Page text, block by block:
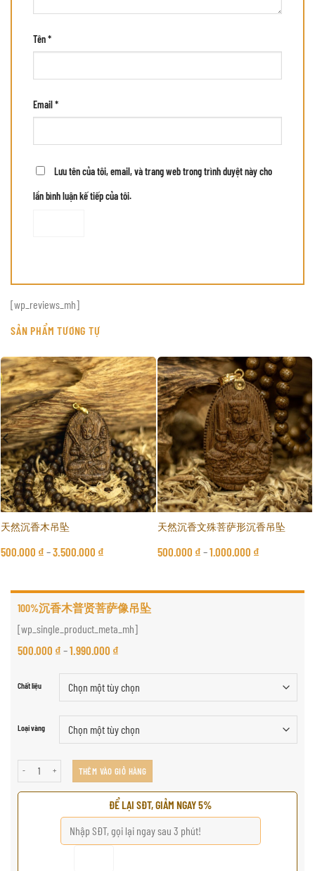
Tên*
Email*
Lưu tên của tôi, email, và trang web trong trình duyệt này cho
lần bình luận kế tiếp của tôi.
[wp_reviews_mh]
SẢN PHẨM TƯƠNG TỰ
天然沉香木吊坠
500.000 ₫ –3.500.000 ₫
天然沉香文殊菩萨形沉香吊坠
500.000 ₫ –1.000.000 ₫
100%沉香木普贤菩萨像吊坠
[wp_single_product_meta_mh]
500.000 ₫ –1.990.000 ₫
Chất liệu
Loại vàng
100%沉香木普贤菩萨像吊坠 số lượng
THÊM VÀO GIỎ HÀNG
ĐỂ LẠI SĐT, GIẢM NGAY 5%